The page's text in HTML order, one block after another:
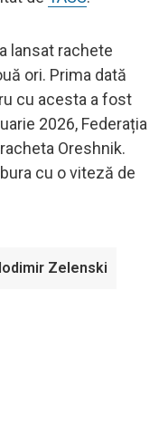
lansat rachete
ori. Prima dată
cu acesta a fost
2026, Federația
Oreshnik.
cu o viteză de
Zelenski